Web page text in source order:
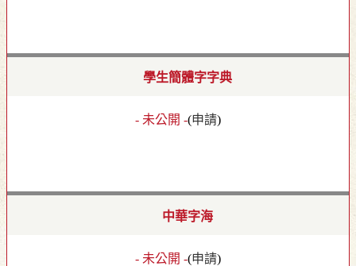
學生簡體字字典
- 未公開 -(申請)
中華字海
- 未公開 -(申請)